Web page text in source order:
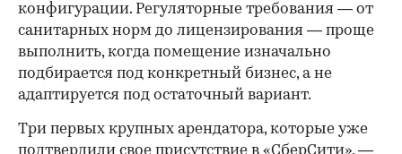
конфигурации. Регуляторные требования — от
санитарных норм до лицензирования — проще
выполнить, когда помещение изначально
подбирается под конкретный бизнес, а не
адаптируется под остаточный вариант.
Три первых крупных арендатора, которые уже
подтвердили свое присутствие в «СберСити», —